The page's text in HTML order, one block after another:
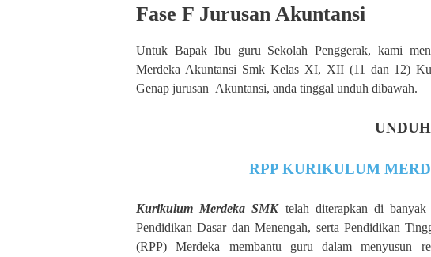
Fase F Jurusan Akuntansi
Untuk Bapak Ibu guru Sekolah Penggerak, kami
Merdeka Akuntansi Smk Kelas XI, XII (11 dan 12)
Genap jurusan Akuntansi, anda tinggal unduh dibawah.
UNDUH
RPP KURIKULUM
Kurikulum Merdeka SMKtelah diterapkan di banyak
Pendidikan Dasar dan Menengah, serta Pendidikan
(RPP) Merdeka membantu guru dalam menyusun